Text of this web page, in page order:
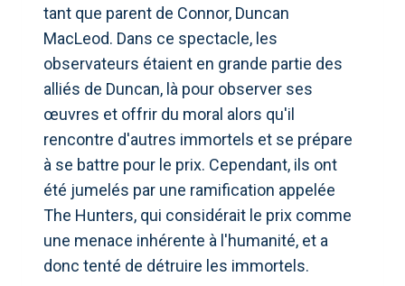
tant que parent de Connor, Duncan
MacLeod. Dans ce spectacle, les
observateurs étaient en grande partie des
alliés de Duncan, là pour observer ses
œuvres et offrir du moral alors qu'il
rencontre d'autres immortels et se prépare
à se battre pour le prix. Cependant, ils ont
été jumelés par une ramification appelée
The Hunters, qui considérait le prix comme
une menace inhérente à l'humanité, et a
donc tenté de détruire les immortels.